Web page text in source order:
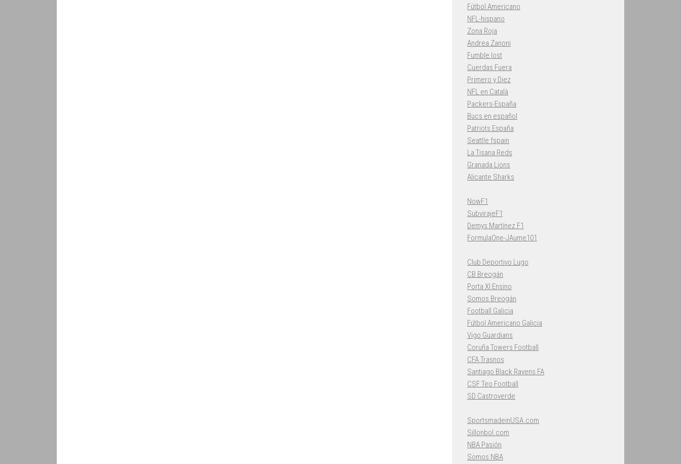
Fútbol Americano
NFL-hispano
Zona Roja
Andrea Zanoni
Fumble lost
Cuerdas Fuera
Primero y Diez
NFL en Català
Packers-España
Bucs en español
Patriots España
Seattle fspain
La Tisana Reds
Granada Lions
Alicante Sharks
NowF1
SubvirajeF1
Demys Martínez F1
FormulaOne-JAume101
Club Deportivo Lugo
CB Breogán
Porta XI Ensino
Somos Breogán
Football Galicia
Fútbol Americano Galicia
Vigo Guardians
Coruña Towers Football
CFA Trasnos
Santiago Black Ravens FA
CSF Teo Football
SD Castroverde
SportsmadeinUSA.com
Sillonbol.com
NBA Pasión
Somos NBA